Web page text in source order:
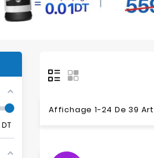
DT
Affichage 1-24 De 39